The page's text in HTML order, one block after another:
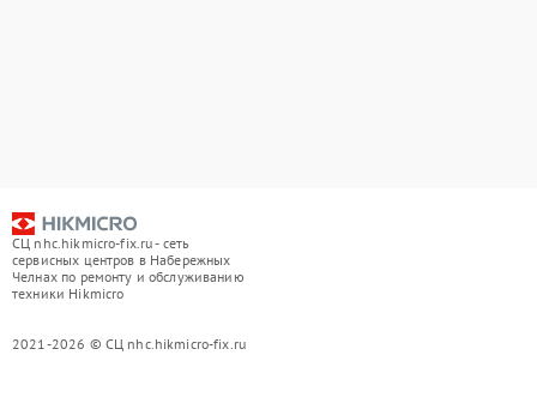
СЦ nhc.hikmicro-fix.ru - сеть
сервисных центров в Набережных
Челнах по ремонту и обслуживанию
техники Hikmicro
2021-2026 © СЦ nhc.hikmicro-fix.ru